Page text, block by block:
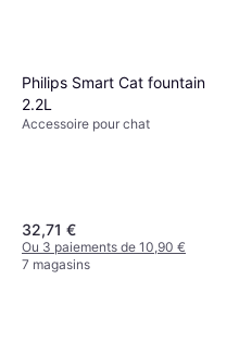
Philips Smart Cat fountain
2.2L
Accessoire pour chat
32,71 €
Ou 3 paiements de 10,90 €
7 magasins